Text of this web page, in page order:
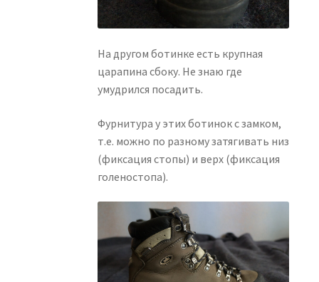
На другом ботинке есть крупная
царапина сбоку. Не знаю где
умудрился посадить.
Фурнитура у этих ботинок с замком,
т.е. можно по разному затягивать низ
(фиксация стопы) и верх (фиксация
голеностопа).